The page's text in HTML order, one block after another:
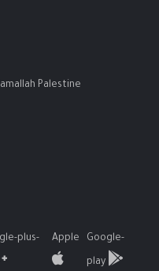
Palestine
plus- Apple Google-
play